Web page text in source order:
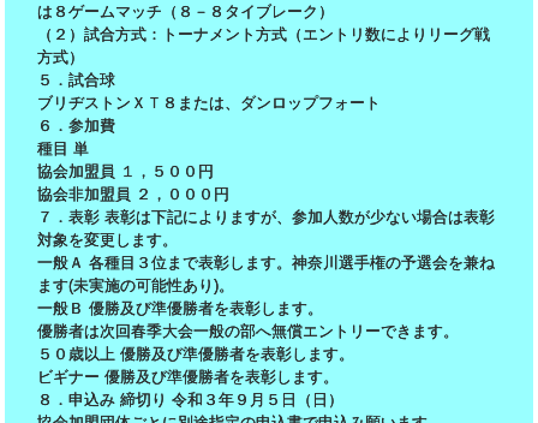
は８ゲームマッチ（８－８タイブレーク）
（２）試合方式：トーナメント方式（エントリ数によりリーグ戦
方式）
５．試合球
ブリヂストンＸＴ８または、ダンロップフォート
６．参加費
種目 単
協会加盟員 １，５００円
協会非加盟員 ２，０００円
７．表彰 表彰は下記によりますが、参加人数が少ない場合は表彰
対象を変更します。
一般Ａ 各種目３位まで表彰します。神奈川選手権の予選会を兼ね
ます(未実施の可能性あり)。
一般Ｂ 優勝及び準優勝者を表彰します。
優勝者は次回春季大会一般の部へ無償エントリーできます。
５０歳以上 優勝及び準優勝者を表彰します。
ビギナー 優勝及び準優勝者を表彰します。
８．申込み 締切り 令和３年９月５日（日）